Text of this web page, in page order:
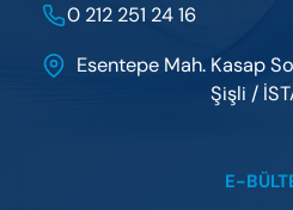
0 212 251 24 16
Esentepe Mah. Kasap
Şişli /
E-